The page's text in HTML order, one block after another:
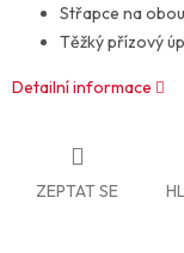
Střapce na
Těžký přízový
Detailní informace
ZEPTAT SE